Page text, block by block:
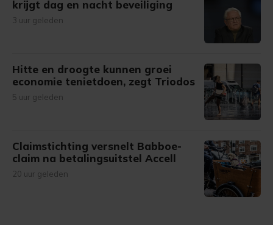
krijgt dag en nacht beveiliging
3 uur geleden
Hitte en droogte kunnen groei
economie tenietdoen, zegt Triodos
5 uur geleden
Claimstichting versnelt Babboe-
claim na betalingsuitstel Accell
20 uur geleden